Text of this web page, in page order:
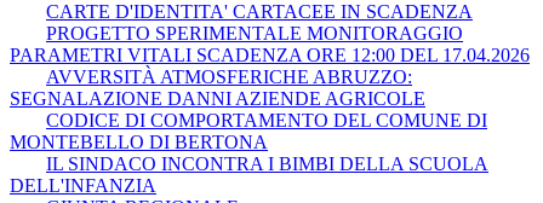
CARTE D'IDENTITA' CARTACEE IN SCADENZA
PROGETTO SPERIMENTALE MONITORAGGIO
PARAMETRI VITALI SCADENZA ORE 12:00 DEL 17.04.2026
AVVERSITÀ ATMOSFERICHE ABRUZZO:
SEGNALAZIONE DANNI AZIENDE AGRICOLE
CODICE DI COMPORTAMENTO DEL COMUNE DI
MONTEBELLO DI BERTONA
IL SINDACO INCONTRA I BIMBI DELLA SCUOLA
DELL'INFANZIA